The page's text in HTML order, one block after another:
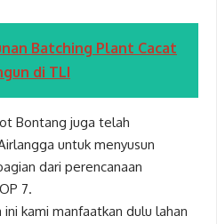
Batching Plant Cacat
di TLI
Bontang juga telah
untuk menyusun
dari perencanaan
7.
kami manfaatkan dulu lahan